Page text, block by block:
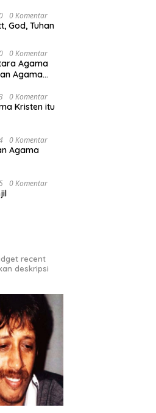
Indonesia) &
dan
Menata
2045”,
0 Komentar
God, Tuhan
0 Komentar
Agama
Agama
0 Komentar
Kristen itu
0 Komentar
Agama
0 Komentar
recent
deskripsi